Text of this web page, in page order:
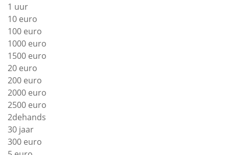
1 uur
10 euro
100 euro
1000 euro
1500 euro
20 euro
200 euro
2000 euro
2500 euro
2dehands
30 jaar
300 euro